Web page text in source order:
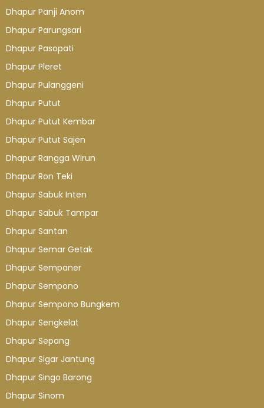
Dhapur Panji Anom
Dhapur Parungsari
Dhapur Pasopati
Dhapur Pleret
Dhapur Pulanggeni
Dhapur Putut
Dhapur Putut Kembar
Dhapur Putut Sajen
Dhapur Rangga Wirun
Dhapur Ron Teki
Dhapur Sabuk Inten
Dhapur Sabuk Tampar
Dhapur Santan
Dhapur Semar Getak
Dhapur Sempaner
Dhapur Sempono
Dhapur Sempono Bungkem
Dhapur Sengkelat
Dhapur Sepang
Dhapur Sigar Jantung
Dhapur Singo Barong
Dhapur Sinom